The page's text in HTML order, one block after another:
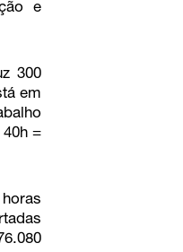
e
300
em
=